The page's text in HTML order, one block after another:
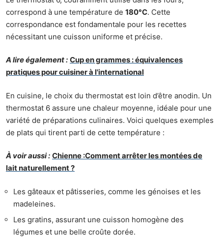
correspond à une température de 180°C. Cette
correspondance est fondamentale pour les recettes
nécessitant une cuisson uniforme et précise.
A lire également : Cup en grammes : équivalences
pratiques pour cuisiner à l'international
En cuisine, le choix du thermostat est loin d’être anodin. Un
thermostat 6 assure une chaleur moyenne, idéale pour une
variété de préparations culinaires. Voici quelques exemples
de plats qui tirent parti de cette température :
À voir aussi : Chienne :Comment arrêter les montées de
lait naturellement ?
Les gâteaux et pâtisseries, comme les génoises et les
madeleines.
Les gratins, assurant une cuisson homogène des
légumes et une belle croûte dorée.